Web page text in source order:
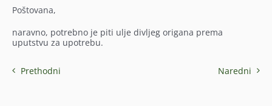
Poštovana,
naravno, potrebno je piti ulje divljeg origana prema
uputstvu za upotrebu.
Prethodni Naredni